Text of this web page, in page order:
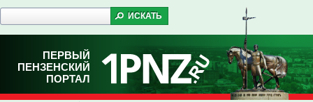
ПЕРВЫЙ
ПЕНЗЕНСКИЙ
ПОРТАЛ